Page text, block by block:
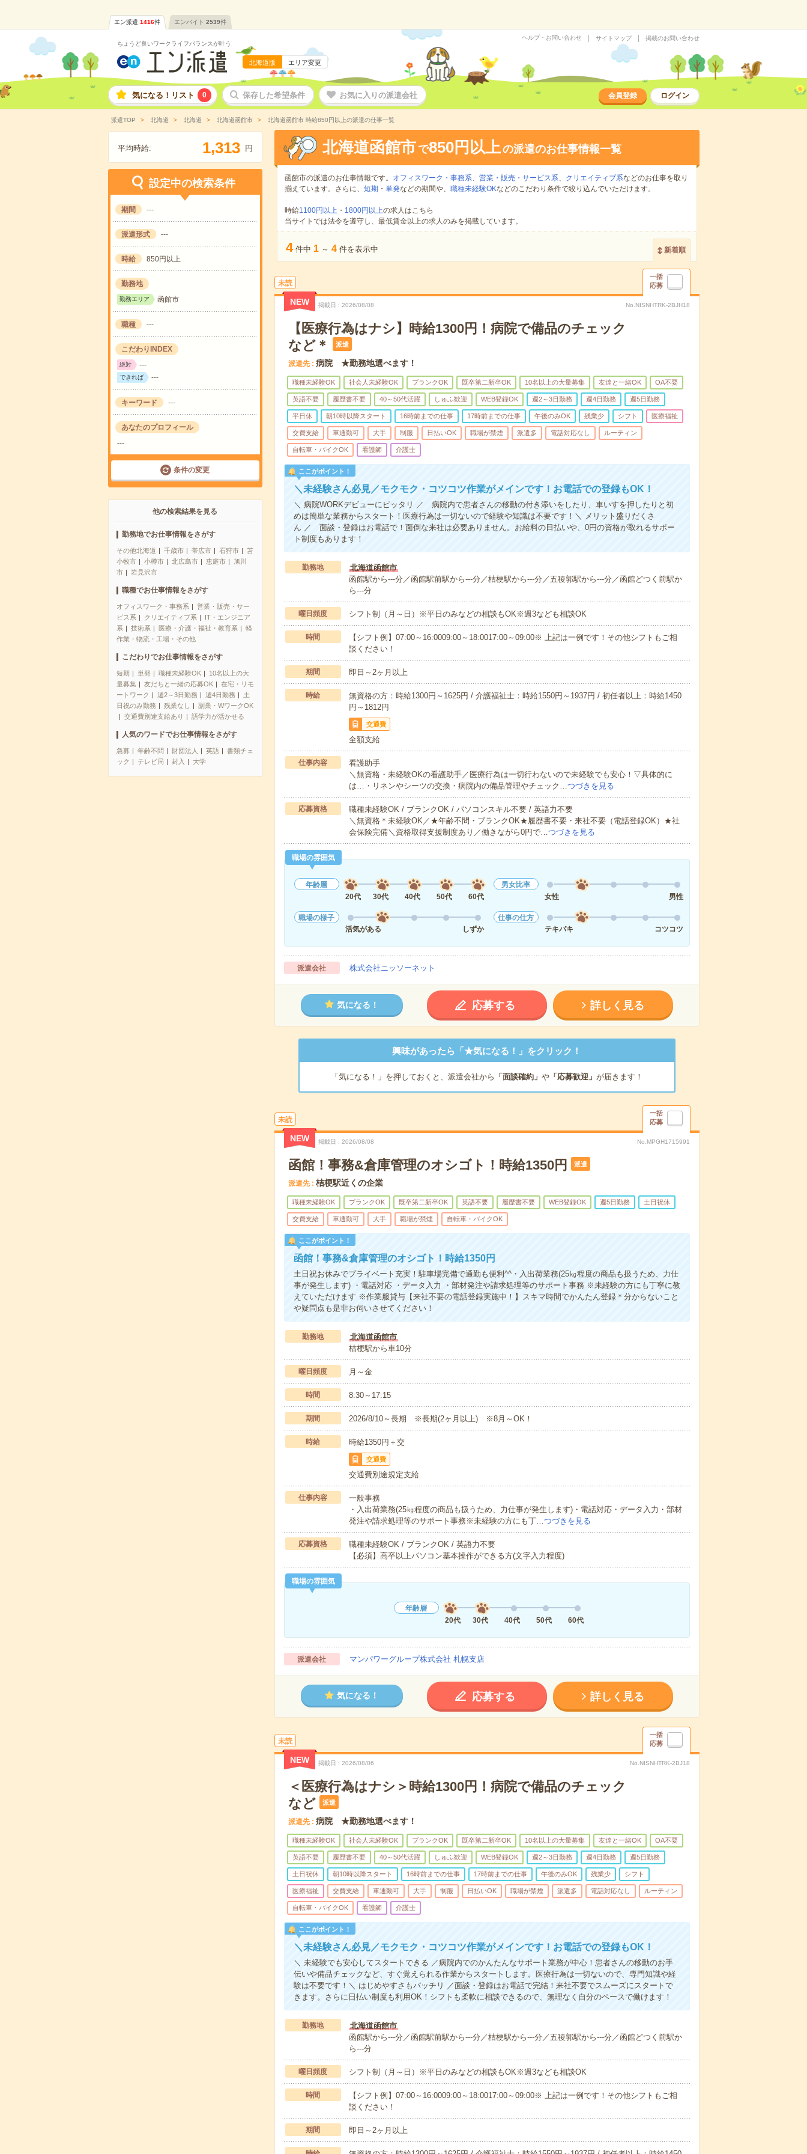
エン派遣 1416件 エンバイト 2539件
ちょうど良いワークライフバランスが叶う
北海道版 エリア変更
ヘルプ・お問い合わせ サイトマップ 掲載のお問い合わせ
気になる！リスト 0 保存した希望条件 お気に入りの派遣会社 会員登録 ログイン
派遣TOP 北海道 北海道 北海道函館市 北海道函館市 時給850円以上の派遣の仕事一覧
平均時給: 1,313 円
設定中の検索条件
期間 ---
派遣形式 ---
時給 850円以上
勤務地
勤務エリア 函館市
職種 ---
こだわりINDEX
絶対 ---
できれば ---
キーワード ---
あなたのプロフィール
---
条件の変更
他の検索結果を見る
勤務地でお仕事情報をさがす
その他北海道 千歳市 帯広市 石狩市
苫
小牧市
小樽市 北広島市 恵庭市
旭川
市
岩見沢市
職種でお仕事情報をさがす
オフィスワーク・事務系
営業・販売・サー
ビス系
クリエイティブ系
IT・エンジニア
系
技術系 医療・介護・福祉・教育系
軽
作業・物流・工場・その他
こだわりでお仕事情報をさがす
短期 単発 職種未経験OK
10名以上の大
量募集
友だちと一緒の応募OK
在宅・リモ
ートワーク
週2～3日勤務 週4日勤務
土
日祝のみ勤務
残業なし
副業・WワークOK
交通費別途支給あり
語学力が活かせる
人気のワードでお仕事情報をさがす
急募 年齢不問 財団法人 英語
書類チェ
ック
テレビ局 封入 大学
北海道函館市 で850円以上の派遣のお仕事情報一覧
函館市の派遣のお仕事情報です。 オフィスワーク・事務系、 営業・販売・サービス系、 クリエイティブ系などのお仕事を取り
揃えています。さらに、 短期 ・ 単発などの期間や、 職種未経験OKなどのこだわり条件で絞り込んでいただけます。
時給1100円以上・ 1800円以上の求人はこちら
当サイトでは法令を遵守し、最低賃金以上の求人のみを掲載しています。
4 件中 1 ～ 4 件を表示中 新着順
未読
一括
応募
NEW 掲載日 2026/08/08 No.NISNHTRK-2BJH18
【医療行為はナシ】時給1300円！病院で備品のチェック
など＊
派遣
派遣先 病院 ★勤務地選べます！
職種未経験OK 社会人未経験OK ブランクOK 既卒第二新卒OK 10名以上の大量募集 友達と一緒OK OA不要
英語不要 履歴書不要 40～50代活躍 しゅふ歓迎 WEB登録OK 週2～3日勤務 週4日勤務 週5日勤務
平日休 朝10時以降スタート 16時前までの仕事 17時前までの仕事 午後のみOK 残業少 シフト 医療福祉
交費支給 車通勤可 大手 制服 日払いOK 職場が禁煙 派遣多 電話対応なし ルーティン
自転車・バイクOK 看護師 介護士
ここがポイント！
＼未経験さん必見／モクモク・コツコツ作業がメインです！お電話での登録もOK！
＼ 病院WORKデビューにピッタリ ／ 病院内で患者さんの移動の付き添いをしたり、車いすを押したりと初
めは簡単な業務からスタート！医療行為は一切ないので経験や知識は不要です！＼ メリット盛りだくさ
ん ／ 面談・登録はお電話で！面倒な来社は必要ありません。お給料の日払いや、0円の資格が取れるサポー
ト制度もあります！
勤務地
北海道函館市
函館駅から---分／函館駅前駅から---分／桔梗駅から---分／五稜郭駅から---分／函館どつく前駅か
ら---分
曜日頻度 シフト制（月～日）※平日のみなどの相談もOK※週3なども相談OK
時間
【シフト例】07:00～16:0009:00～18:0017:00～09:00※ 上記は一例です！その他シフトもご相
談ください！
期間 即日～2ヶ月以上
時給
無資格の方：時給1300円～1625円 / 介護福祉士：時給1550円～1937円 / 初任者以上：時給1450
円～1812円
交通費
全額支給
仕事内容
看護助手
＼無資格・未経験OKの看護助手／医療行為は一切行わないので未経験でも安心！▽具体的に
は…・リネンやシーツの交換・病院内の備品管理やチェック…つづきを見る
応募資格
職種未経験OK / ブランクOK / パソコンスキル不要 / 英語力不要
＼無資格＊未経験OK／★年齢不問・ブランクOK★履歴書不要・来社不要（電話登録OK）★社
会保険完備＼資格取得支援制度あり／働きながら0円で…つづきを見る
職場の雰囲気
年齢層
20代
30代 40代 50代 60代
男女比率
女性
男性
職場の様子
活気がある
しずか
仕事の仕方
テキパキ
コツコツ
派遣会社 株式会社ニッソーネット
気になる！ 応募する 詳しく見る
興味があったら「★気になる！」をクリック！
「気になる！」を押しておくと、派遣会社から 「面談確約」 や「応募歓迎」 が届きます！
未読
一括
応募
NEW 掲載日 2026/08/08 No.MPGH1715991
函館！事務&倉庫管理のオシゴト！時給1350円 派遣
派遣先 桔梗駅近くの企業
職種未経験OK ブランクOK 既卒第二新卒OK 英語不要 履歴書不要 WEB登録OK 週5日勤務 土日祝休
交費支給 車通勤可 大手 職場が禁煙 自転車・バイクOK
ここがポイント！
函館！事務&倉庫管理のオシゴト！時給1350円
土日祝お休みでプライベート充実！駐車場完備で通勤も便利^^・入出荷業務(25㎏程度の商品も扱うため、力仕
事が発生します) ・電話対応 ・データ入力 ・部材発注や請求処理等のサポート事務 ※未経験の方にも丁寧に教
えていただけます ※作業服貸与【来社不要の電話登録実施中！】スキマ時間でかんたん登録＊分からないこと
や疑問点も是非お伺いさせてください！
勤務地
北海道函館市
桔梗駅から車10分
曜日頻度 月～金
時間 8:30～17:15
期間 2026/8/10～長期 ※長期(2ヶ月以上) ※8月～OK！
時給 時給1350円＋交
交通費
交通費別途規定支給
仕事内容
一般事務
・入出荷業務(25㎏程度の商品も扱うため、力仕事が発生します)・電話対応・データ入力・部材
発注や請求処理等のサポート事務※未経験の方にも丁…つづきを見る
応募資格
職種未経験OK / ブランクOK / 英語力不要
【必須】高卒以上パソコン基本操作ができる方(文字入力程度)
職場の雰囲気
年齢層
20代
30代 40代 50代 60代
派遣会社 マンパワーグループ株式会社 札幌支店
気になる！ 応募する 詳しく見る
未読
一括
応募
NEW 掲載日 2026/08/06 No.NISNHTRK-2BJ18
＜医療行為はナシ＞時給1300円！病院で備品のチェック
など
派遣
派遣先 病院 ★勤務地選べます！
職種未経験OK 社会人未経験OK ブランクOK 既卒第二新卒OK 10名以上の大量募集 友達と一緒OK OA不要
英語不要 履歴書不要 40～50代活躍 しゅふ歓迎 WEB登録OK 週2～3日勤務 週4日勤務 週5日勤務
土日祝休 朝10時以降スタート 16時前までの仕事 17時前までの仕事 午後のみOK 残業少 シフト
医療福祉 交費支給 車通勤可 大手 制服 日払いOK 職場が禁煙 派遣多 電話対応なし ルーティン
自転車・バイクOK 看護師 介護士
ここがポイント！
＼未経験さん必見／モクモク・コツコツ作業がメインです！お電話での登録もOK！
＼ 未経験でも安心してスタートできる ／病院内でのかんたんなサポート業務が中心！患者さんの移動のお手
伝いや備品チェックなど、すぐ覚えられる作業からスタートします。医療行為は一切ないので、専門知識や経
験は不要です！＼ はじめやすさもバッチリ ／面談・登録はお電話で完結！来社不要でスムーズにスタートで
きます。さらに日払い制度も利用OK！シフトも柔軟に相談できるので、無理なく自分のペースで働けます！
勤務地
北海道函館市
函館駅から---分／函館駅前駅から---分／桔梗駅から---分／五稜郭駅から---分／函館どつく前駅か
ら---分
曜日頻度 シフト制（月～日）※平日のみなどの相談もOK※週3なども相談OK
時間
【シフト例】07:00～16:0009:00～18:0017:00～09:00※ 上記は一例です！その他シフトもご相
談ください！
期間 即日～2ヶ月以上